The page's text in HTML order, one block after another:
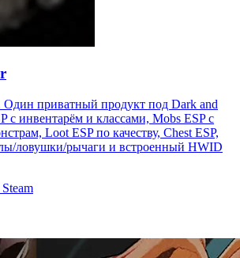
Один приватный продукт под Dark and
с инвентарём и классами, Mobs ESP с
Loot ESP по качеству, Chest ESP,
ловушки/рычаги и встроенный HWID
Steam